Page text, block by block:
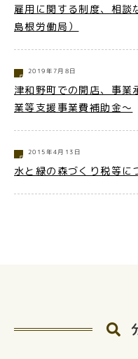
雇用に関する制度、相談
島根労働局）
2019年7月8日
津和野町での開店、事業
業等支援事業費補助金～
2015年4月13日
水と緑の森づくり税等に